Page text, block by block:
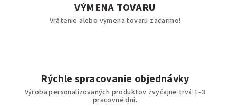
VÝMENA TOVARU
Vrátenie alebo výmena tovaru zadarmo!
Rýchle spracovanie objednávky
Výroba personalizovaných produktov zvyčajne trvá 1–3
pracovné dni.